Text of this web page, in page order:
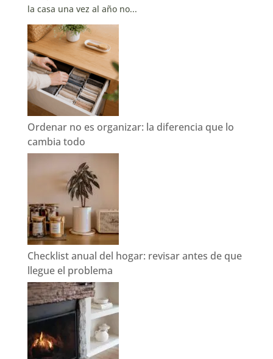
la casa una vez al año no...
Ordenar no es organizar: la diferencia que lo
cambia todo
Checklist anual del hogar: revisar antes de que
llegue el problema